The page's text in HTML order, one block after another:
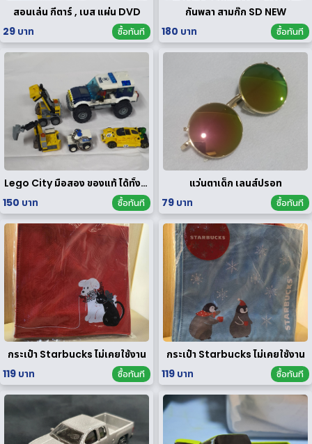
สอนเล่น กีตาร์ , เบส แผ่น DVD
29 บาท
ซื้อทันที
กันพลา สามก๊ก SD NEW
180 บาท
ซื้อทันที
Lego City มือสอง ของแท้ ได้ทั้งหมดตามรูป
150 บาท
ซื้อทันที
แว่นตาเด็ก เลนส์ปรอท
79 บาท
ซื้อทันที
กระเป๋า Starbucks ไม่เคยใช้งาน
119 บาท
ซื้อทันที
กระเป๋า Starbucks ไม่เคยใช้งาน
119 บาท
ซื้อทันที